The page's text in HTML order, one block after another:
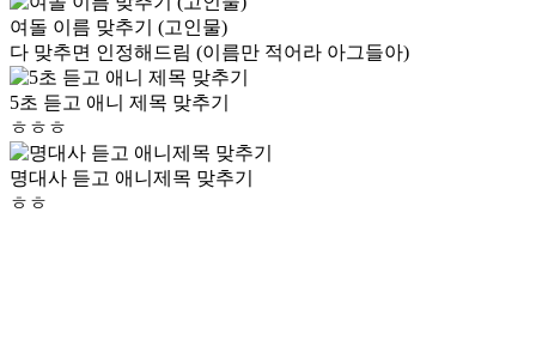
여돌 이름 맞추기 (고인물)
다 맞추면 인정해드림 (이름만 적어라 아그들아)
5초 듣고 애니 제목 맞추기
ㅎㅎㅎ
명대사 듣고 애니제목 맞추기
ㅎㅎ